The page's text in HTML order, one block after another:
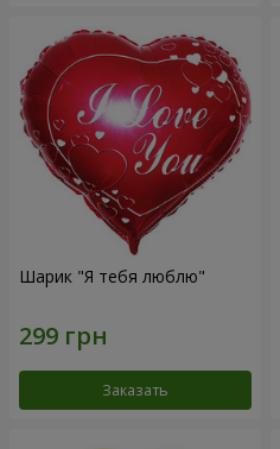
Шарик "Я тебя люблю"
Заказать